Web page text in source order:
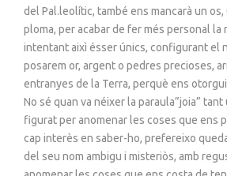
del Pal.leolític, també ens mancarà un os,
ploma, per acabar de fer més personal la
intentant aixì ésser únics, configurant el
posarem or, argent o pedres precioses,
entranyes de la Terra, perquè ens
No sé quan va néixer la paraula”joia”
figurat per anomenar les coses que ens
cap interès en saber-ho, prefereixo
del seu nom ambigu i misteriòs, amb